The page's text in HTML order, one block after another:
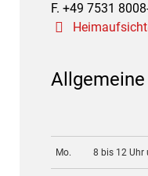
F. +49 7531
Mo. 8 bis 12 Uhr